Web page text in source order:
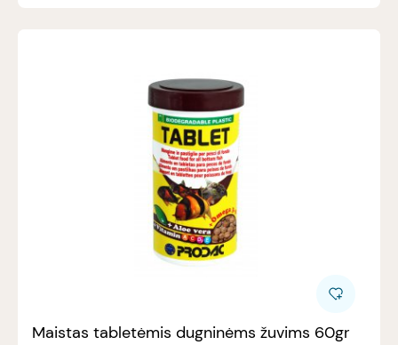
Maistas tabletėmis dugninėms žuvims 60gr